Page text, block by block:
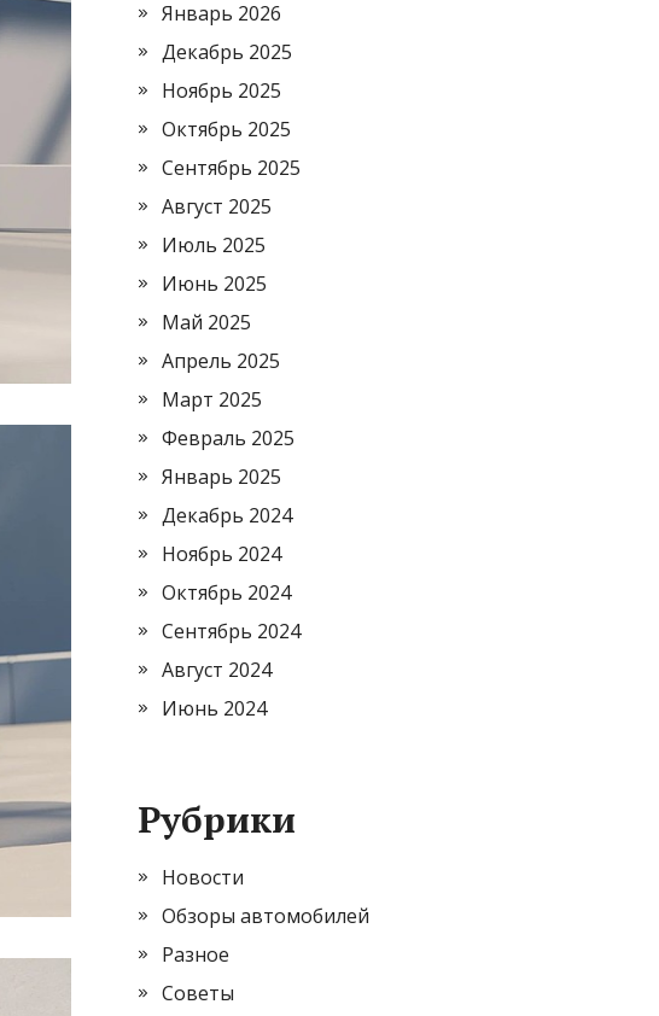
Январь 2026
Декабрь 2025
Ноябрь 2025
Октябрь 2025
Сентябрь 2025
Август 2025
Июль 2025
Июнь 2025
Май 2025
Апрель 2025
Март 2025
Февраль 2025
Январь 2025
Декабрь 2024
Ноябрь 2024
Октябрь 2024
Сентябрь 2024
Август 2024
Июнь 2024
Рубрики
Новости
Обзоры автомобилей
Разное
Советы